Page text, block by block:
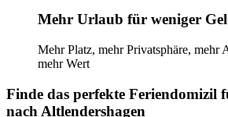
Mehr Urlaub für weniger
Mehr Platz, mehr Privatsphäre, mehr
mehr Wert
Finde das perfekte Feriendomizil
nach Altlendershagen